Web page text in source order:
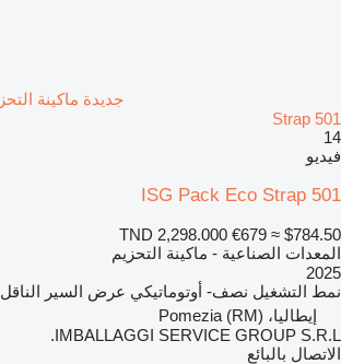
Strap 501
14
فيديو
ISG Pack Eco Strap 501
TND 2,298.000 €679 ≈ $784.50
المعدات الصناعية - ماكينة التحزيم
2025
نمط التشغيل نصف- أوتوماتيكي عرض السير الناقل
إيطاليا، Pomezia (RM)
IMBALLAGGI SERVICE GROUP S.R.L.
الاتصال بالبائع